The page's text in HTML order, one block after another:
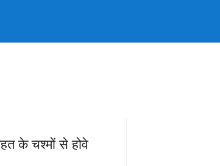
के चश्मों से होवे